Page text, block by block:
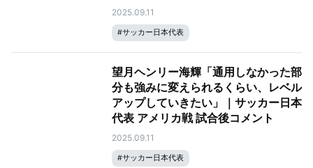
2025.09.11
#サッカー日本代表
望月ヘンリー海輝「通用しなかった部
分も強みに変えられるくらい、レベル
アップしていきたい」｜サッカー日本
代表 アメリカ戦 試合後コメント
2025.09.11
#サッカー日本代表